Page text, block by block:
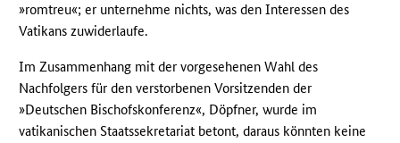
»romtreu«; er unternehme nichts, was den Interessen des
Vatikans zuwiderlaufe.
Im Zusammenhang mit der vorgesehenen Wahl des
Nachfolgers für den verstorbenen Vorsitzenden der
»Deutschen Bischofskonferenz«, Döpfner, wurde im
vatikanischen Staatssekretariat betont, daraus könnten keine